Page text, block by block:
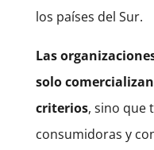
los países del Sur.
Las
solo
criterios, sino que
consumidoras y